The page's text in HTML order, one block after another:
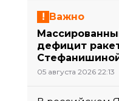
Важно
дефицит
05 августа 2026 22:13